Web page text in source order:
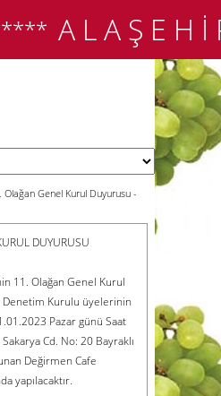
A L A Ş E H
Genel Kurul Duyurusu -
DUYURUSU
11. Olağan Genel Kurul
Denetim Kurulu üyelerinin
Pazar günü Saat
Cd. No: 20 Bayraklı
Değirmen Cafe
yapılacaktır.